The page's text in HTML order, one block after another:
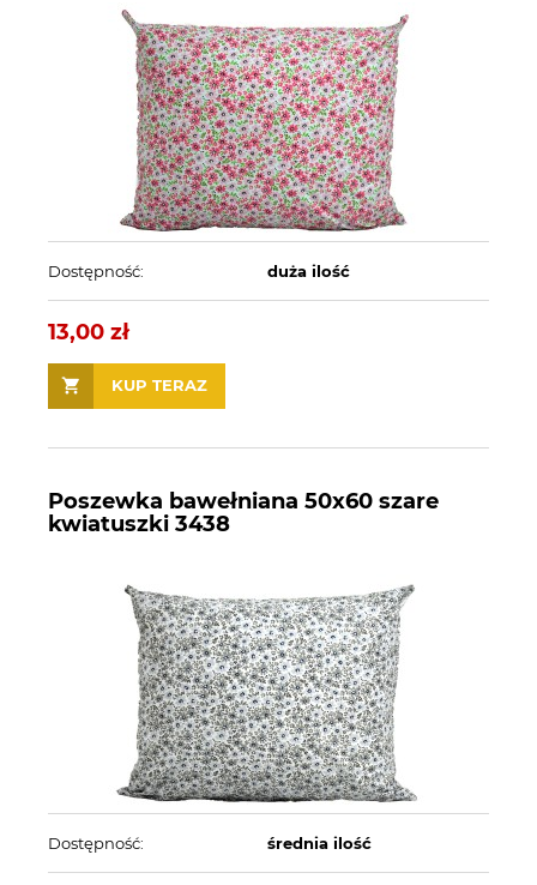
Dostępność: duża ilość
13,00 zł
KUP TERAZ
Poszewka bawełniana 50x60 szare
kwiatuszki 3438
Dostępność: średnia ilość